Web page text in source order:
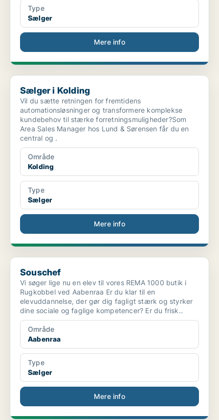
Type
Sælger
Mere info
Sælger i Kolding
Sælger i Kolding
Vil du sætte retningen for fremtidens
automationsløsninger og transformere komplekse
kundebehov til stærke forretningsmuligheder?Som
Area Sales Manager hos Lund & Sørensen får du en
central og .
Område
Kolding
Type
Sælger
Mere info
Souschef
Souschef
Vi søger lige nu en elev til vores REMA 1000 butik i
Rugkobbel ved Aabenraa Er du klar til en
elevuddannelse, der gør dig fagligt stærk og styrker
dine sociale og faglige kompetencer? Er du frisk..
Område
Aabenraa
Type
Sælger
Mere info